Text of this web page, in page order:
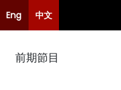
Eng 中文
前期節目